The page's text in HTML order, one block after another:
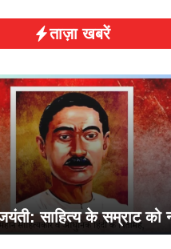
ताज़ा खबरें
साहित्य के सम्राट को